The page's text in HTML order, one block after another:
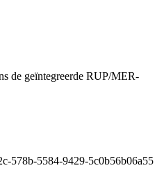
de geïntegreerde RUP/MER-
578b-5584-9429-5c0b56b06a55